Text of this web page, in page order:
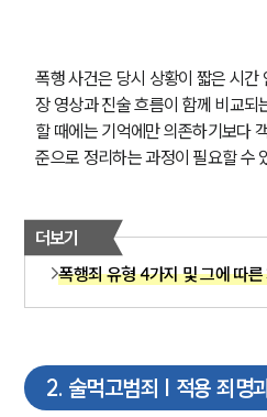
폭행 사건은 당시 상황이 짧은 시간
장 영상과 진술 흐름이 함께 비교되
할 때에는 기억에만 의존하기보다
준으로 정리하는 과정이 필요할 수
더보기
폭행죄 유형 4가지 및 그에 따
2. 술먹고범죄 | 적용 죄명